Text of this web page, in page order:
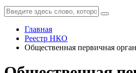
Главная
Реестр НКО
Общественная первичная